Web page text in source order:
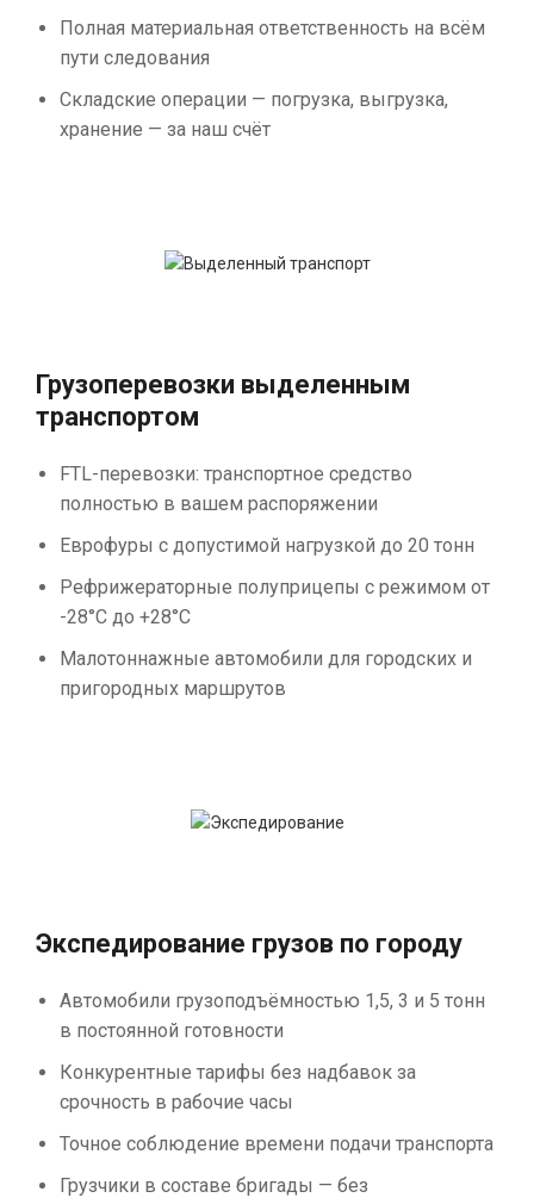
Полная материальная ответственность на всём
пути следования
Складские операции — погрузка, выгрузка,
хранение — за наш счёт
Грузоперевозки выделенным
транспортом
FTL-перевозки: транспортное средство
полностью в вашем распоряжении
Еврофуры с допустимой нагрузкой до 20 тонн
Рефрижераторные полуприцепы с режимом от
-28°С до +28°С
Малотоннажные автомобили для городских и
пригородных маршрутов
Экспедирование грузов по городу
Автомобили грузоподъёмностью 1,5, 3 и 5 тонн
в постоянной готовности
Конкурентные тарифы без надбавок за
срочность в рабочие часы
Точное соблюдение времени подачи транспорта
Грузчики в составе бригады — без